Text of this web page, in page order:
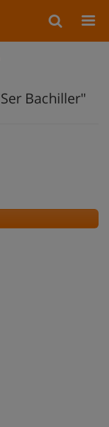
Bachiller"